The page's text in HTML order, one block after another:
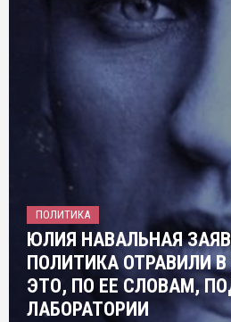
ПОЛИТИКА
ЮЛИЯ НАВАЛЬНАЯ
ПОЛИТИКА ОТРАВИЛИ
ЭТО, ПО ЕЕ СЛОВАМ,
ЛАБОРАТОРИИ